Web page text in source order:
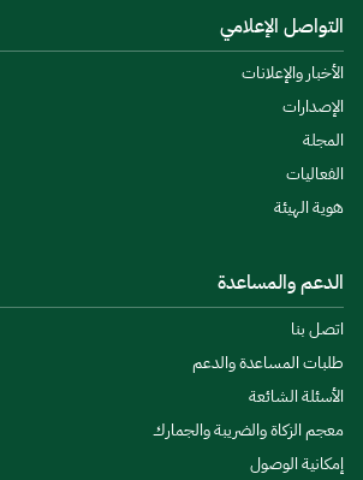
التواصل الإعلامي
الأخبار والإعلانات
الإصدارات
المجلة
الفعاليات
هوية الهيئة
الدعم والمساعدة
اتصل بنا
طلبات المساعدة والدعم
الأسئلة الشائعة
معجم الزكاة والضريبة والجمارك
إمكانية الوصول